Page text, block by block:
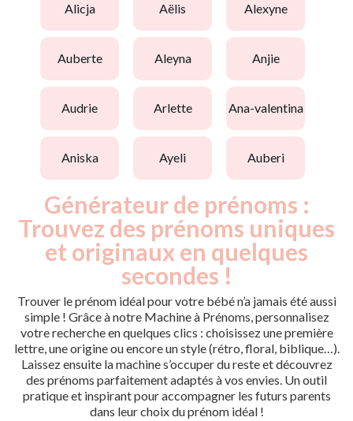
alicja aëlis alexyne
auberte aleyna anjie
audrie arlette ana-valentina
aniska ayeli auberi
Générateur de prénoms :
Trouvez des prénoms uniques
et originaux en quelques
secondes !
Trouver le prénom idéal pour votre bébé n’a jamais été aussi
simple ! Grâce à notre Machine à Prénoms, personnalisez
votre recherche en quelques clics : choisissez une première
lettre, une origine ou encore un style (rétro, floral, biblique…).
Laissez ensuite la machine s’occuper du reste et découvrez
des prénoms parfaitement adaptés à vos envies. Un outil
pratique et inspirant pour accompagner les futurs parents
dans leur choix du prénom idéal !